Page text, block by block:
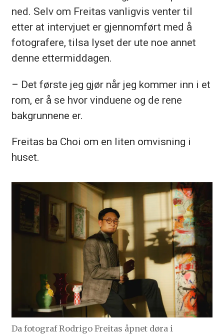
ned. Selv om Freitas vanligvis venter til
etter at intervjuet er gjennomført med å
fotografere, tilsa lyset der ute noe annet
denne ettermiddagen.
– Det første jeg gjør når jeg kommer inn i et
rom, er å se hvor vinduene og de rene
bakgrunnene er.
Freitas ba Choi om en liten omvisning i
huset.
Da fotograf Rodrigo Freitas åpnet døra i